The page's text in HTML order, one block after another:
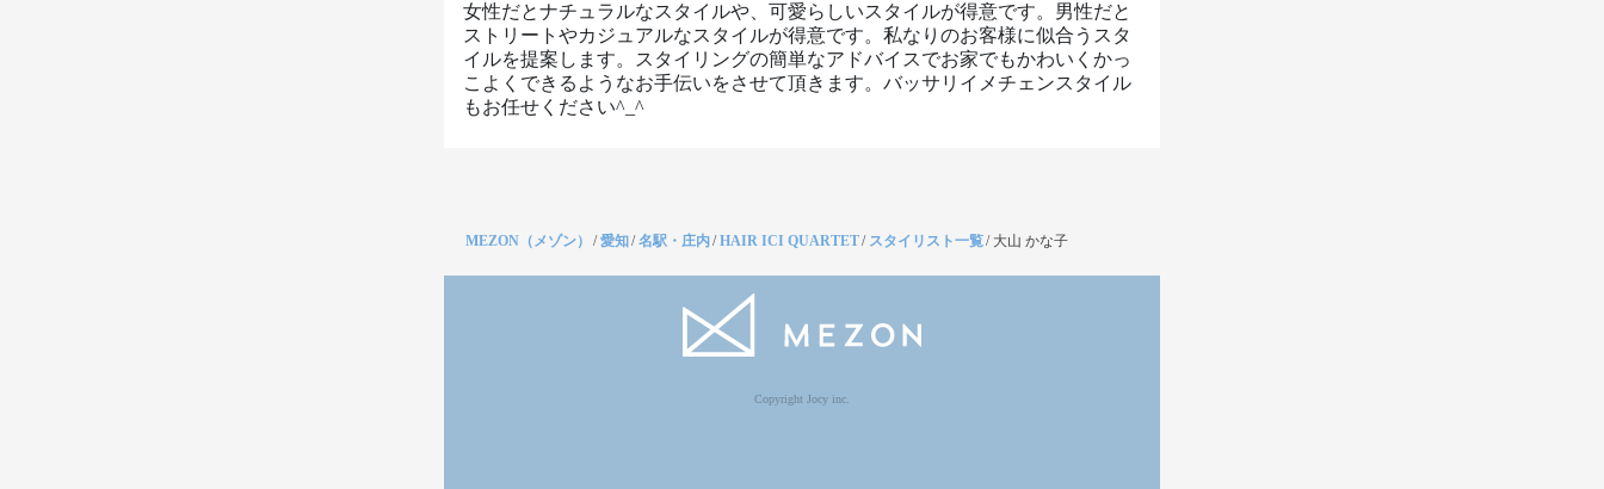
女性だとナチュラルなスタイルや、可愛らしいスタイルが得意です。男性だと
ストリートやカジュアルなスタイルが得意です。私なりのお客様に似合うスタ
イルを提案します。スタイリングの簡単なアドバイスでお家でもかわいくかっ
こよくできるようなお手伝いをさせて頂きます。バッサリイメチェンスタイル
もお任せください^_^
MEZON（メゾン） /愛知/名駅・庄内/HAIR ICI QUARTET/ スタイリスト一覧/ 大山 かな子
Copyright Jocy inc.